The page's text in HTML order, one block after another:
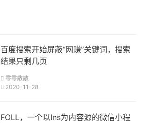
百度搜索开始屏蔽“网赚”关键词，搜索
结果只剩几页
零零散散
2020-11-28
FOLL，一个以Ins为内容源的微信小程